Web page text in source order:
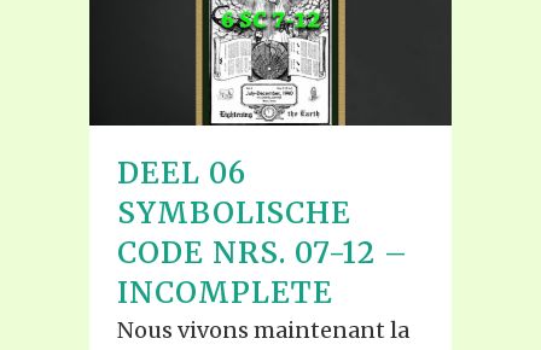
DEEL 06
SYMBOLISCHE
CODE NRS. 07-12 –
INCOMPLETE
Nous vivons maintenant la